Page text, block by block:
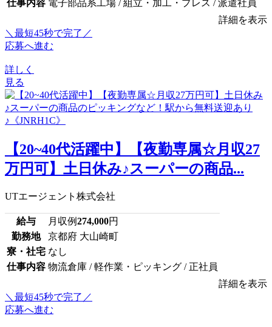
仕事内容 電子部品系工場 / 組立・加工・プレス / 派遣社員
詳細を表示
＼最短45秒で完了／
応募へ進む
詳しく
見る
【20~40代活躍中】【夜勤専属☆月収27
万円可】土日休み♪スーパーの商品...
UTエージェント株式会社
給与 月収例274,000円
勤務地
京都府 大山崎町
寮・社宅 なし
仕事内容 物流倉庫 / 軽作業・ピッキング / 正社員
詳細を表示
＼最短45秒で完了／
応募へ進む